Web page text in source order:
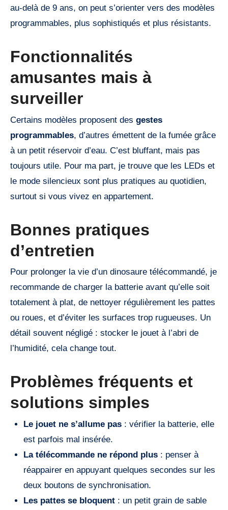
au-delà de 9 ans, on peut s’orienter vers des modèles
programmables, plus sophistiqués et plus résistants.
Fonctionnalités
amusantes mais à
surveiller
Certains modèles proposent des gestes
programmables, d’autres émettent de la fumée grâce
à un petit réservoir d’eau. C’est bluffant, mais pas
toujours utile. Pour ma part, je trouve que les LEDs et
le mode silencieux sont plus pratiques au quotidien,
surtout si vous vivez en appartement.
Bonnes pratiques
d’entretien
Pour prolonger la vie d’un dinosaure télécommandé, je
recommande de charger la batterie avant qu’elle soit
totalement à plat, de nettoyer régulièrement les pattes
ou roues, et d’éviter les surfaces trop rugueuses. Un
détail souvent négligé : stocker le jouet à l’abri de
l’humidité, cela change tout.
Problèmes fréquents et
solutions simples
Le jouet ne s’allume pas: vérifier la batterie, elle
est parfois mal insérée.
La télécommande ne répond plus: penser à
réappairer en appuyant quelques secondes sur les
deux boutons de synchronisation.
Les pattes se bloquent: un petit grain de sable